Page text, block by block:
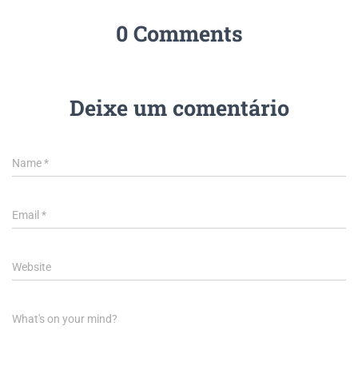
0 Comments
Deixe um comentário
Name*
Email *
Website
What's on your mind?